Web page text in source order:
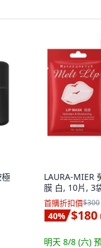
LAURA-MIER
膜 白, 10片, 3
首購折扣價$300
40% $180 (
明天 8/8 (六)